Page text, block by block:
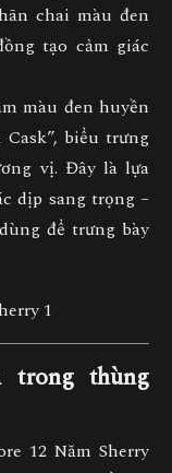
chai màu đen
tạo cảm giác
màu đen huyền
biểu trưng
vị. Đây là lựa
dịp sang trọng –
để trưng bày
thùng
12 Năm Sherry